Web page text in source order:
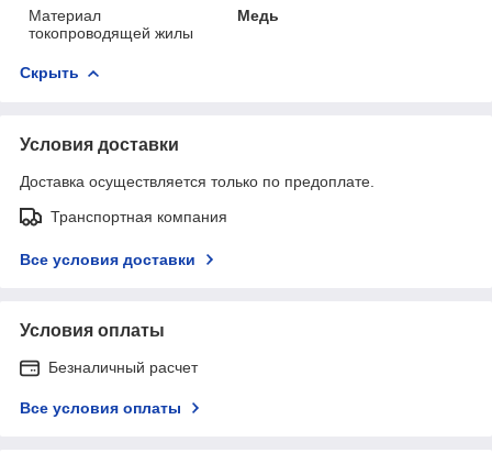
Материал
токопроводящей жилы
Медь
Скрыть
Условия доставки
Доставка осуществляется только по предоплате.
Транспортная компания
Все условия доставки
Условия оплаты
Безналичный расчет
Все условия оплаты